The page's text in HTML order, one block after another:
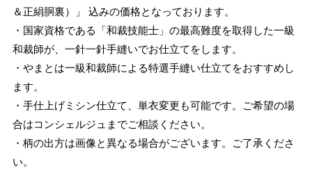
＆正絹胴裏）」 込みの価格となっております。
・国家資格である「和裁技能士」の最高難度を取得した一級
和裁師が、一針一針手縫いでお仕立てをします。
・やまとは一級和裁師による特選手縫い仕立てをおすすめし
ます。
・手仕上げミシン仕立て、単衣変更も可能です。ご希望の場
合はコンシェルジュまでご相談ください。
・柄の出方は画像と異なる場合がございます。ご了承くださ
い。